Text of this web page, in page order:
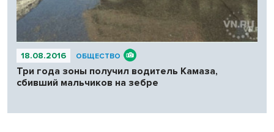
18.08.2016 ОБЩЕСТВО
Три года зоны получил водитель Камаза,
сбивший мальчиков на зебре